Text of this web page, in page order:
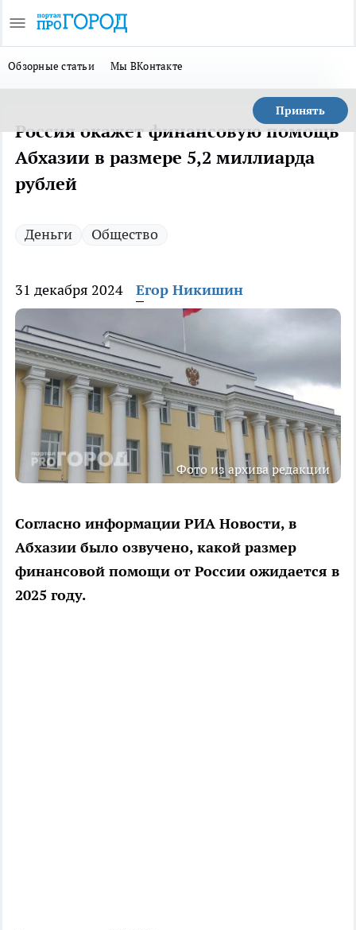
Обзорные статьи Мы ВКонтакте
Принять
Россия окажет финансовую помощь
Абхазии в размере 5,2 миллиарда
рублей
Деньги Общество
31 декабря 2024 Егор Никишин
Фото из архива редакции
Согласно информации РИА Новости, в
Абхазии было озвучено, какой размер
финансовой помощи от России ожидается в
2025 году.